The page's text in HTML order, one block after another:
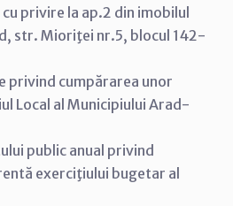
privire la ap.2 din imobilul
str. Mioriţei nr.5, blocul 142-
privind cumpărarea unor
Local al Municipiului Arad-
public anual privind
exerciţiului bugetar al